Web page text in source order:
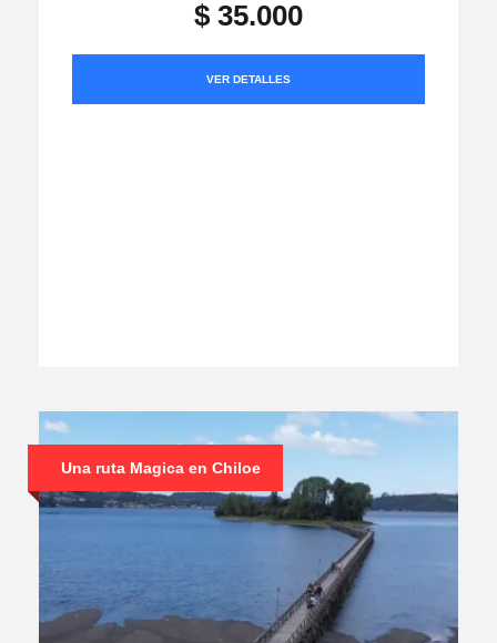
$ 35.000
VER DETALLES
Una ruta Magica en Chiloe